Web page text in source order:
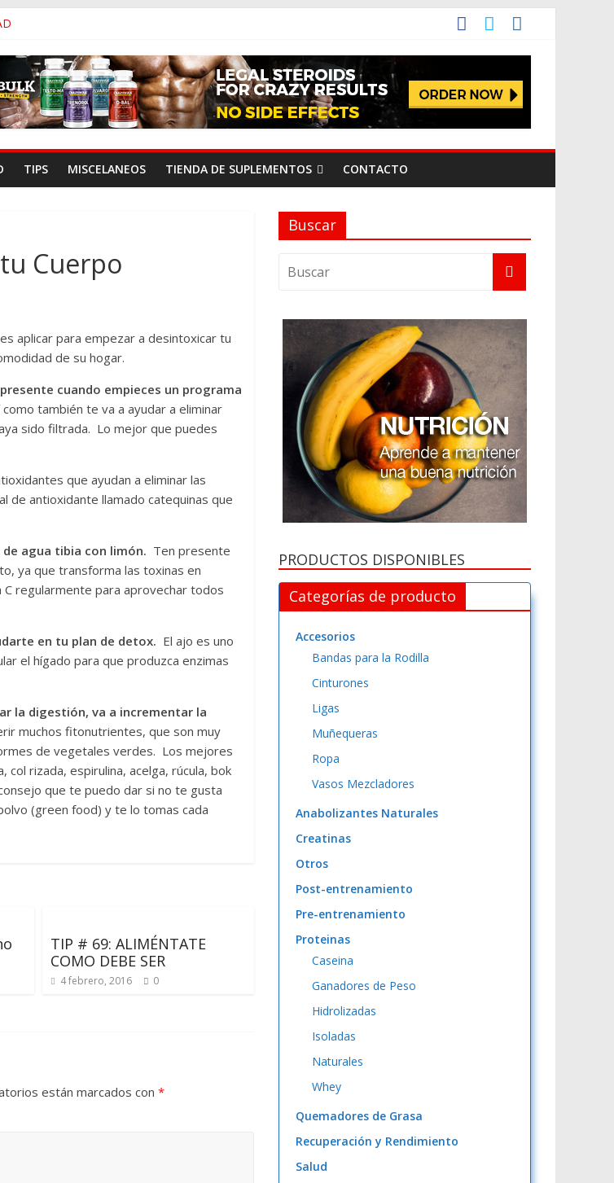
las Pantorrillas
TIPS MISCELANEOS TIENDA DE SUPLEMENTOS CONTACTO
Cuerpo
aplicar para empezar a desintoxicar tu
de su hogar.
cuando empieces un programa
también te va a ayudar a eliminar
sido filtrada. Lo mejor que puedes
que ayudan a eliminar las
de antioxidante llamado catequinas que
agua tibia con limón. Ten presente
ya que transforma las toxinas en
regularmente para aprovechar todos
en tu plan de detox. El ajo es uno
el hígado para que produzca enzimas
la digestión, va a incrementar la
muchos fitonutrientes, que son muy
de vegetales verdes. Los mejores
col rizada, espirulina, acelga, rúcula, bok
que te puedo dar si no te gusta
(green food) y te lo tomas cada
TIP # 69: ALIMÉNTATE
COMO DEBE SER
4 febrero, 2016 0
están marcados con *
Buscar
PRODUCTOS DISPONIBLES
Categorías de producto
Accesorios
Bandas para la Rodilla
Cinturones
Ligas
Muñequeras
Ropa
Vasos Mezcladores
Anabolizantes Naturales
Creatinas
Otros
Post-entrenamiento
Pre-entrenamiento
Proteinas
Caseina
Ganadores de Peso
Hidrolizadas
Isoladas
Naturales
Whey
Quemadores de Grasa
Recuperación y Rendimiento
Salud